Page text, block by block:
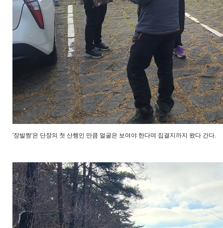
'장발짱'은 단장의 첫 산행인 만큼 얼굴은 보여야 한다며 집결지까지 왔다 간다.